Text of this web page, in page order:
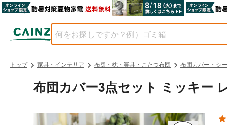
トップ 家具・インテリア 布団・枕・寝具・こたつ布団 布団カバー・シ
布団カバー3点セット ミッキー